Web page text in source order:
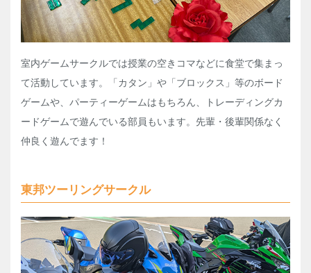
室内ゲームサークルでは授業の空きコマなどに食堂で集まっ
て活動しています。「カタン」や「ブロックス」等のボード
ゲームや、パーティーゲームはもちろん、トレーディングカ
ードゲームで遊んでいる部員もいます。先輩・後輩関係なく
仲良く遊んでます！
東邦ツーリングサークル